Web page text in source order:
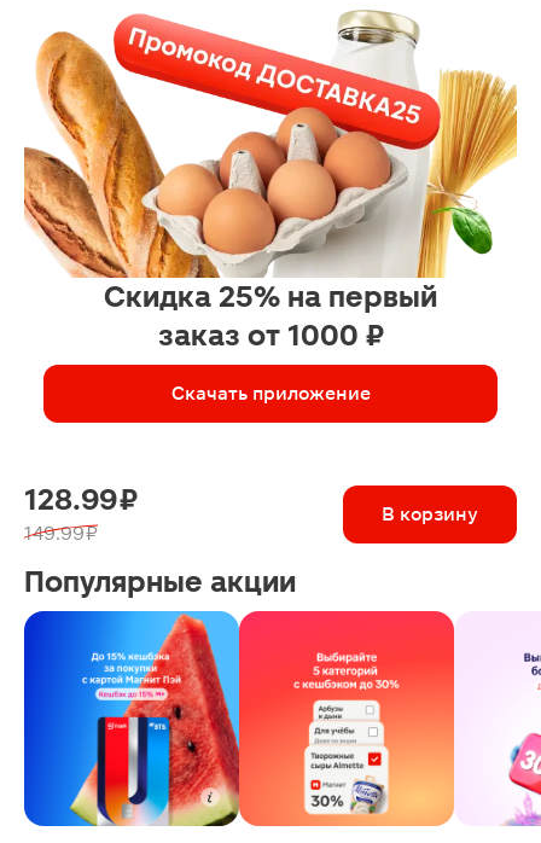
Скидка 25% на первый
заказ от 1000 ₽
Скачать приложение
128.99 ₽
149.99 ₽
В корзину
Популярные акции